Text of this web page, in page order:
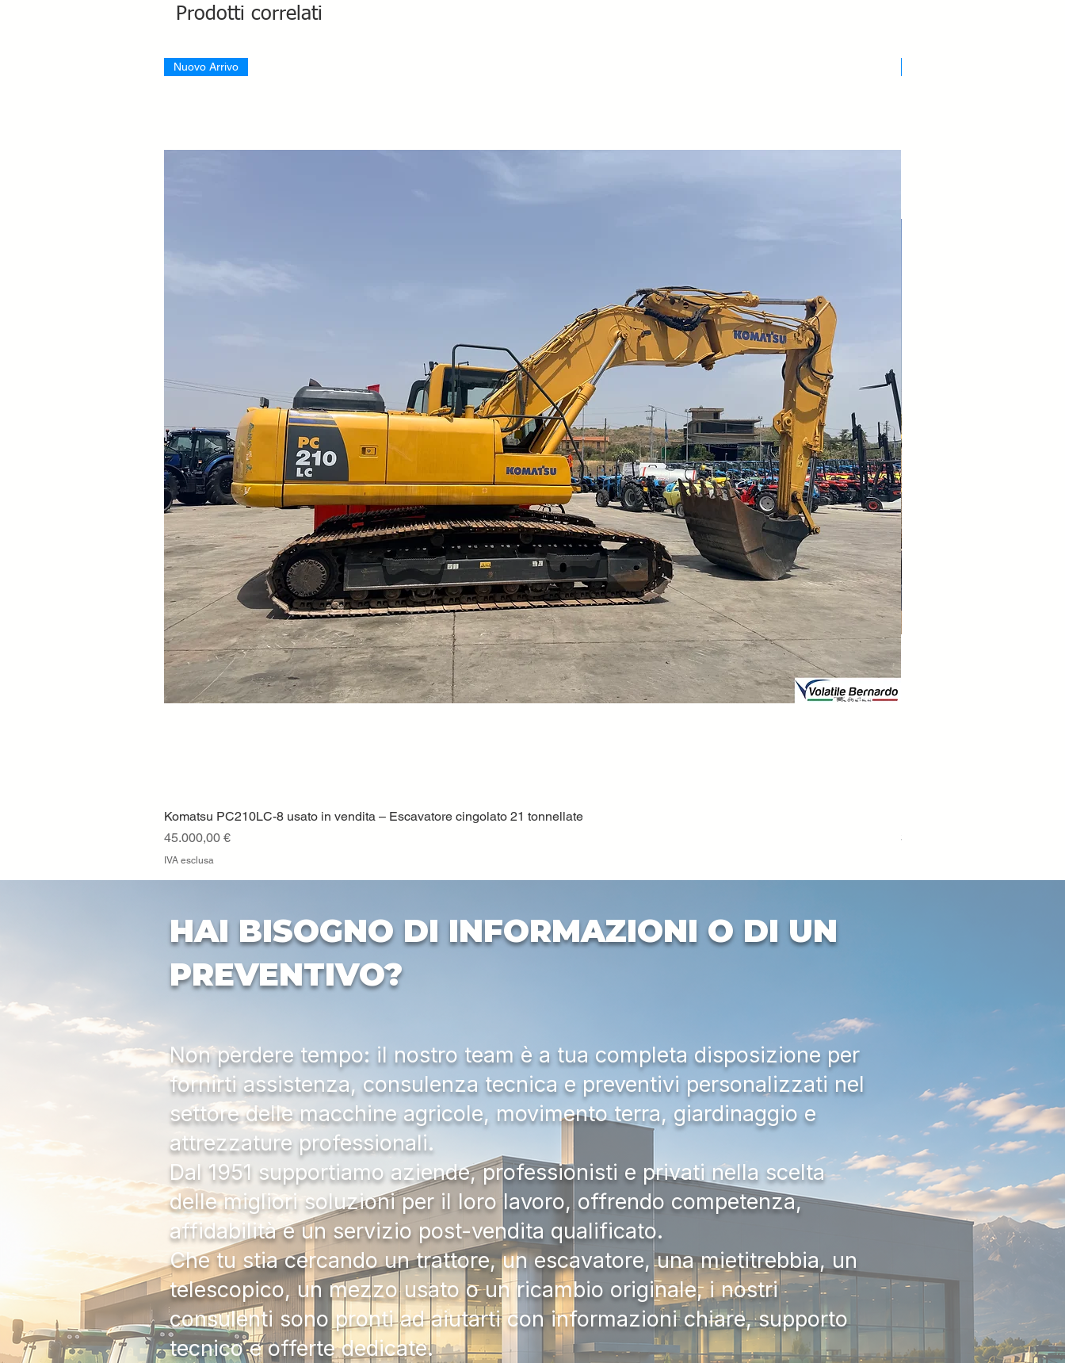
Prodotti correlati
Vista rapida
Nuovo Arrivo
Komatsu PC210LC-8 usato in vendita – Escavatore cingolato 21 tonnellate
Prezzo
45.000,00 €
IVA esclusa
Prezzo
33.000,00 €
HAI BISOGNO DI INFORMAZIONI O DI UN
PREVENTIVO?
Non perdere tempo: il nostro team è a tua completa disposizione per
fornirti assistenza, consulenza tecnica e preventivi personalizzati nel
settore delle macchine agricole, movimento terra, giardinaggio e
attrezzature professionali.
Dal 1951 supportiamo aziende, professionisti e privati nella scelta
delle migliori soluzioni per il loro lavoro, offrendo competenza,
affidabilità e un servizio post-vendita qualificato.
Che tu stia cercando un trattore, un escavatore, una mietitrebbia, un
telescopico, un mezzo usato o un ricambio originale, i nostri
consulenti sono pronti ad aiutarti con informazioni chiare, supporto
tecnico e offerte dedicate.